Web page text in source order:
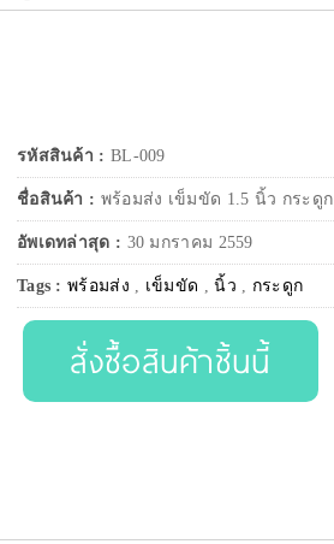
รหัสสินค้า : BL-009
ชื่อสินค้า : พร้อมส่ง เข็มขัด 1.5 นิ้ว กระดูก
อัพเดทล่าสุด : 30 มกราคม 2559
Tags :พร้อมส่ง , เข็มขัด ,นิ้ว , กระดูก
สั่งซื้อสินค้าชิ้นนี้